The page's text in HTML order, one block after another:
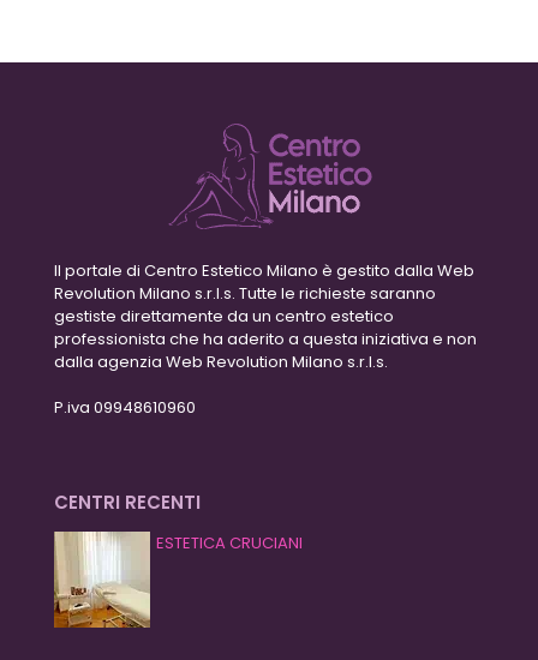
Il portale di Centro Estetico Milano è gestito dalla Web
Revolution Milano s.r.l.s. Tutte le richieste saranno
gestiste direttamente da un centro estetico
professionista che ha aderito a questa iniziativa e non
dalla agenzia Web Revolution Milano s.r.l.s.
P.iva 09948610960
CENTRI RECENTI
ESTETICA CRUCIANI